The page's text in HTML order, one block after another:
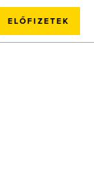
ELŐFIZETEK